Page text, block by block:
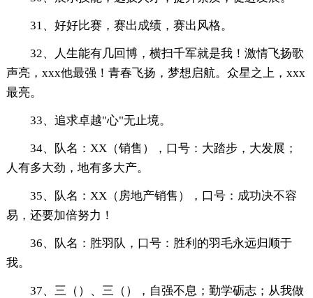
31、好好比赛，赛出成绩，赛出风格。
32、人生能有几回博，横扫千军就是我！激情飞扬歌
声亮，xxx他最强！青春飞扬，梦想启航。众星之上，xxx
最亮。
33、追求卓越"心"无止境。
34、队名：XX（销售），口号：大踏步，大发展；
人有多大劲，地有多大产。
35、队名：XX（房地产销售），口号：成功决不容
易，还要加倍努力！
36、队名：胜羽队，口号：胜利的羽毛永远归顺于
我。
37、三（）、三（），自强不息；勤学砺志；从我做